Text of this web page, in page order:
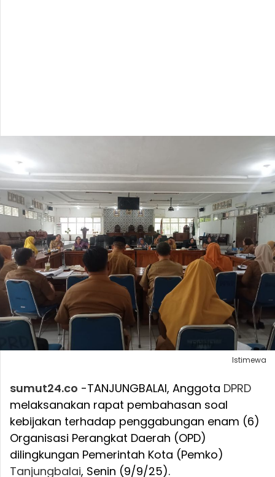
Istimewa
sumut24.co -TANJUNGBALAI, Anggota DPRD
melaksanakan rapat pembahasan soal
kebijakan terhadap penggabungan enam (6)
Organisasi Perangkat Daerah (OPD)
dilingkungan Pemerintah Kota (Pemko)
Tanjungbalai, Senin (9/9/25).